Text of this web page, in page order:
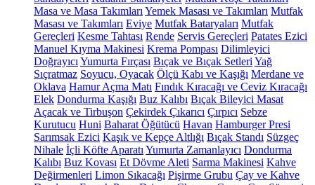
Masa ve Masa Takımları Yemek Masası ve Takımları Mutfak
Masası ve Takımları Eviye Mutfak Bataryaları Mutfak
Gereçleri Kesme Tahtası Rende Servis Gereçleri Patates Ezici
Manuel Kıyma Makinesi Krema Pompası Dilimleyici
Doğrayıcı Yumurta Fırçası Bıçak ve Bıçak Setleri Yağ
Sıçratmaz Soyucu, Oyacak Ölçü Kabı ve Kaşığı Merdane ve
Oklava Hamur Açma Matı Fındık Kıracağı ve Ceviz Kıracağı
Elek Dondurma Kaşığı Buz Kalıbı Bıçak Bileyici Masat
Açacak ve Tirbuşon Çekirdek Çıkarıcı Çırpıcı Sebze
Kurutucu Huni Baharat Öğütücü Havan Hamburger Presi
Sarımsak Ezici Kaşık ve Kepçe Altlığı Bıçak Standı Süzgeç
Nihale İçli Köfte Aparatı Yumurta Zamanlayıcı Dondurma
Kalıbı Buz Kovası Et Dövme Aleti Sarma Makinesi Kahve
Değirmenleri Limon Sıkacağı Pişirme Grubu Çay ve Kahve